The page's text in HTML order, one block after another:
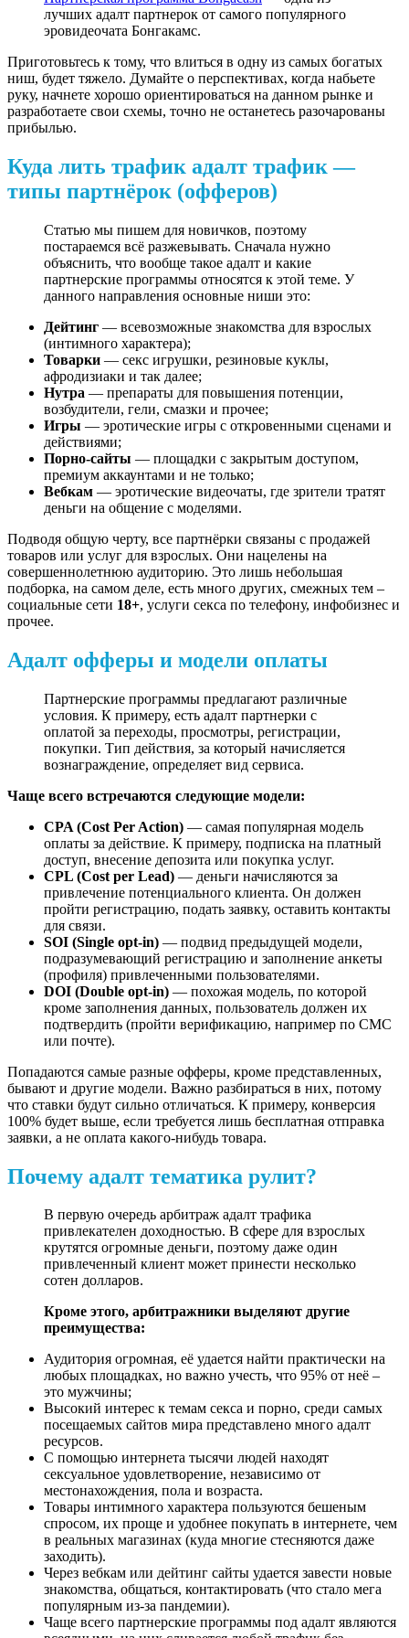
лучших адалт партнерок от самого популярного
эровидеочата Бонгакамс.
Приготовьтесь к тому, что влиться в одну из самых богатых
ниш, будет тяжело. Думайте о перспективах, когда набьете
руку, начнете хорошо ориентироваться на данном рынке и
разработаете свои схемы, точно не останетесь разочарованы
прибылью.
Куда лить трафик адалт трафик —
типы партнёрок (офферов)
Статью мы пишем для новичков, поэтому
постараемся всё разжевывать. Сначала нужно
объяснить, что вообще такое адалт и какие
партнерские программы относятся к этой теме. У
данного направления основные ниши это:
Дейтинг — всевозможные знакомства для взрослых
(интимного характера);
Товарки — секс игрушки, резиновые куклы,
афродизиаки и так далее;
Нутра — препараты для повышения потенции,
возбудители, гели, смазки и прочее;
Игры — эротические игры с откровенными сценами и
действиями;
Порно-сайты — площадки с закрытым доступом,
премиум аккаунтами и не только;
Вебкам — эротические видеочаты, где зрители тратят
деньги на общение с моделями.
Подводя общую черту, все партнёрки связаны с продажей
товаров или услуг для взрослых. Они нацелены на
совершеннолетнюю аудиторию. Это лишь небольшая
подборка, на самом деле, есть много других, смежных тем –
социальные сети 18+, услуги секса по телефону, инфобизнес и
прочее.
Адалт офферы и модели оплаты
Партнерские программы предлагают различные
условия. К примеру, есть адалт партнерки с
оплатой за переходы, просмотры, регистрации,
покупки. Тип действия, за который начисляется
вознаграждение, определяет вид сервиса.
Чаще всего встречаются следующие модели:
CPA (Cost Per Action) — самая популярная модель
оплаты за действие. К примеру, подписка на платный
доступ, внесение депозита или покупка услуг.
CPL (Cost per Lead) — деньги начисляются за
привлечение потенциального клиента. Он должен
пройти регистрацию, подать заявку, оставить контакты
для связи.
SOI (Single opt-in) — подвид предыдущей модели,
подразумевающий регистрацию и заполнение анкеты
(профиля) привлеченными пользователями.
DOI (Double opt-in) — похожая модель, по которой
кроме заполнения данных, пользователь должен их
подтвердить (пройти верификацию, например по СМС
или почте).
Попадаются самые разные офферы, кроме представленных,
бывают и другие модели. Важно разбираться в них, потому
что ставки будут сильно отличаться. К примеру, конверсия
100% будет выше, если требуется лишь бесплатная отправка
заявки, а не оплата какого-нибудь товара.
Почему адалт тематика рулит?
В первую очередь арбитраж адалт трафика
привлекателен доходностью. В сфере для взрослых
крутятся огромные деньги, поэтому даже один
привлеченный клиент может принести несколько
сотен долларов.
Кроме этого, арбитражники выделяют другие
преимущества:
Аудитория огромная, её удается найти практически на
любых площадках, но важно учесть, что 95% от неё –
это мужчины;
Высокий интерес к темам секса и порно, среди самых
посещаемых сайтов мира представлено много адалт
ресурсов.
С помощью интернета тысячи людей находят
сексуальное удовлетворение, независимо от
местонахождения, пола и возраста.
Товары интимного характера пользуются бешеным
спросом, их проще и удобнее покупать в интернете, чем
в реальных магазинах (куда многие стесняются даже
заходить).
Через вебкам или дейтинг сайты удается завести новые
знакомства, общаться, контактировать (что стало мега
популярным из-за пандемии).
Чаще всего партнерские программы под адалт являются